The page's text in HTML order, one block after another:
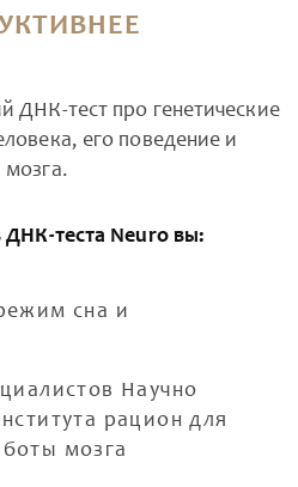
ДНК-тест про генетические
его поведение и
мозга.
ДНК-теста Neuro вы:
сна и
Научно
рацион для
мозга